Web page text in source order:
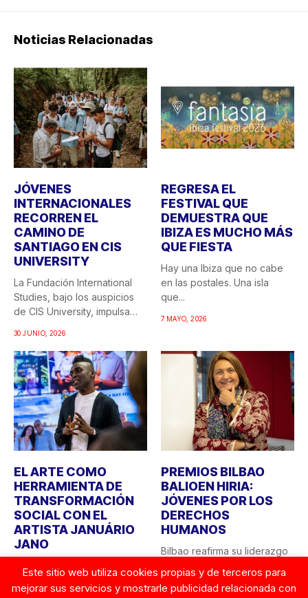
Noticias Relacionadas
JÓVENES
INTERNACIONALES
RECORREN EL
CAMINO DE
SANTIAGO EN CIS
UNIVERSITY
La Fundación International
Studies, bajo los auspicios
de CIS University, impulsa
30 JUNIO, 2026
REGRESA EL
FESTIVAL QUE
DEMUESTRA QUE
IBIZA ES MUCHO MÁS
QUE FIESTA
Hay una Ibiza que no cabe
en las postales. Una isla
que...
7 MAYO, 2026
EL ARTE COMO
HERRAMIENTA DE
TRANSFORMACIÓN
SOCIAL CON EL
ARTISTA JANUÁRIO
JANO
Robert F. Kennedy Human
Rights Spain apuestan...
PREMIOS BILBAO
BALIOEN HIRIA:
JÓVENES POR LOS
DERECHOS
HUMANOS
Bilbao reafirma su liderazgo
con los valores
democráticos y...
Este sitio web utiliza cookies propias y de terceros para
mejorar sus servicios y mostrarle publicidad relacionada con